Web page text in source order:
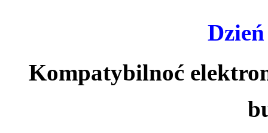
Kompatybilnoć